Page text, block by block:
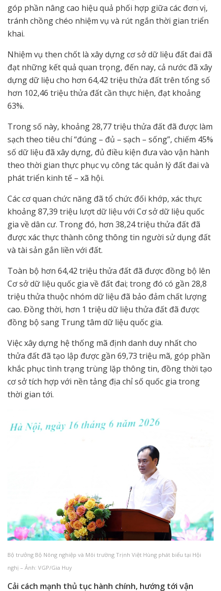
góp phần nâng cao hiệu quả phối hợp giữa các đơn vị,
tránh chồng chéo nhiệm vụ và rút ngắn thời gian triển
khai.
Nhiệm vụ then chốt là xây dựng cơ sở dữ liệu đất đai đã
đạt những kết quả quan trọng, đến nay, cả nước đã xây
dựng dữ liệu cho hơn 64,42 triệu thửa đất trên tổng số
hơn 102,46 triệu thửa đất cần thực hiện, đạt khoảng
63%.
Trong số này, khoảng 28,77 triệu thửa đất đã được làm
sạch theo tiêu chí “đúng – đủ – sạch – sống”, chiếm 45%
số dữ liệu đã xây dựng, đủ điều kiện đưa vào vận hành
theo thời gian thực phục vụ công tác quản lý đất đai và
phát triển kinh tế – xã hội.
Các cơ quan chức năng đã tổ chức đối khớp, xác thực
khoảng 87,39 triệu lượt dữ liệu với Cơ sở dữ liệu quốc
gia về dân cư. Trong đó, hơn 38,24 triệu thửa đất đã
được xác thực thành công thông tin người sử dụng đất
và tài sản gắn liền với đất.
Toàn bộ hơn 64,42 triệu thửa đất đã được đồng bộ lên
Cơ sở dữ liệu quốc gia về đất đai; trong đó có gần 28,8
triệu thửa thuộc nhóm dữ liệu đã bảo đảm chất lượng
cao. Đồng thời, hơn 1 triệu dữ liệu thửa đất đã được
đồng bộ sang Trung tâm dữ liệu quốc gia.
Việc xây dựng hệ thống mã định danh duy nhất cho
thửa đất đã tạo lập được gần 69,73 triệu mã, góp phần
khắc phục tình trạng trùng lặp thông tin, đồng thời tạo
cơ sở tích hợp với nền tảng địa chỉ số quốc gia trong
thời gian tới.
Bộ trưởng Bộ Nông nghiệp và Môi trường Trịnh Việt Hùng phát biểu tại Hội
nghị – Ảnh: VGP/Gia Huy
Cải cách mạnh thủ tục hành chính, hướng tới vận